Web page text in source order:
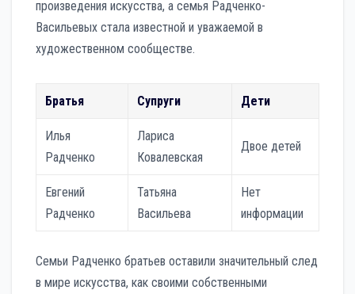
произведения искусства, а семья Радченко-
Васильевых стала известной и уважаемой в
художественном сообществе.
Братья Супруги Дети
Илья
Радченко
Лариса
Ковалевская
Двое детей
Евгений
Радченко
Татьяна
Васильева
Нет
информации
Семьи Радченко братьев оставили значительный след
в мире искусства, как своими собственными